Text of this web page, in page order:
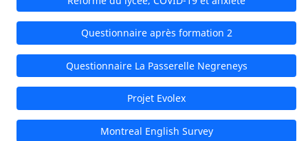
Questionnaire après formation 2
Questionnaire La Passerelle Negreneys
Projet Evolex
Montreal English Survey